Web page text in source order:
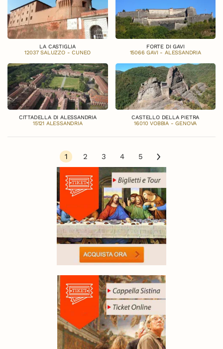
LA CASTIGLIA
12037 SALUZZO - CUNEO
FORTE DI GAVI
15066 GAVI - ALESSANDRIA
CITTADELLA DI ALESSANDRIA
15121 ALESSANDRIA
CASTELLO DELLA PIETRA
16010 VOBBIA - GENOVA
1 2 3 4 5